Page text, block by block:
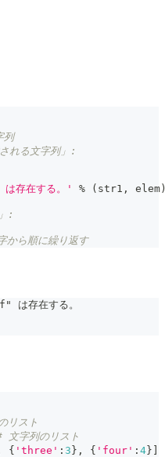
列
る文字列」:
存在する。' % ( str1 , elem
:
ら順に繰り返す
存在する。
リスト
文字列のリスト
{ 'three' : 3} , { 'four' : 4} ]